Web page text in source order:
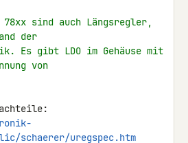
78xx sind auch Längsregler,
der
Es gibt LDO im Gehäuse mit
von
schaerer/uregspec.htm